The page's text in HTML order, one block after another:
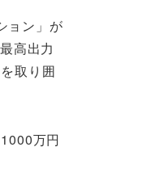
ョン」が
高出力
取り囲
万円